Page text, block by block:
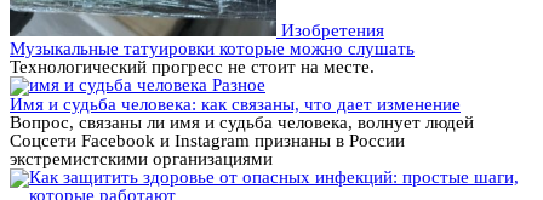
Изобретения
Музыкальные татуировки которые можно слушать
Технологический прогресс не стоит на месте.
Разное
Имя и судьба человека: как связаны, что дает изменение
Вопрос, связаны ли имя и судьба человека, волнует людей
Соцсети Facebook и Instagram признаны в России
экстремистскими организациями